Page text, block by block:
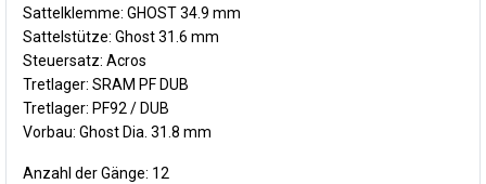
Sattelklemme: GHOST 34.9 mm
Sattelstütze: Ghost 31.6 mm
Steuersatz: Acros
Tretlager: SRAM PF DUB
Tretlager: PF92 / DUB
Vorbau: Ghost Dia. 31.8 mm
Anzahl der Gänge: 12